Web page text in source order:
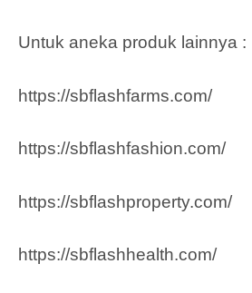
Untuk aneka produk lainnya :
https://sbflashfarms.com/
https://sbflashfashion.com/
https://sbflashproperty.com/
https://sbflashhealth.com/